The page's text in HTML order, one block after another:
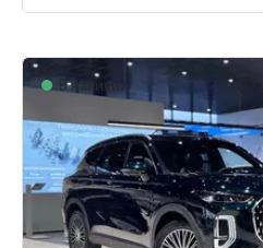
В наличии